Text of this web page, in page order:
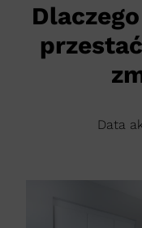
Data